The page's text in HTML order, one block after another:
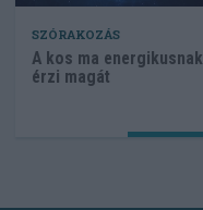
SZÓRAKOZÁS
A kos ma energikusnak
érzi magát